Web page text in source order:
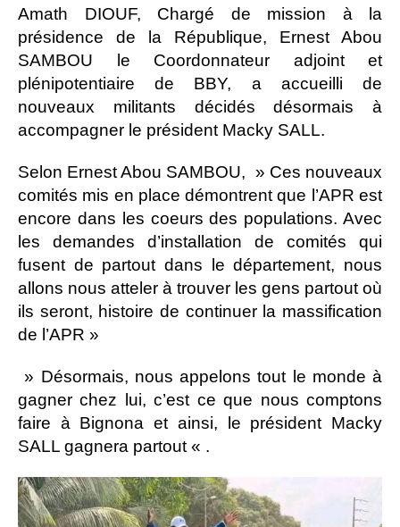
Amath DIOUF, Chargé de mission à la
présidence de la République, Ernest Abou
SAMBOU le Coordonnateur adjoint et
plénipotentiaire de BBY, a accueilli de
nouveaux militants décidés désormais à
accompagner le président Macky SALL.
Selon Ernest Abou SAMBOU, » Ces nouveaux
comités mis en place démontrent que l’APR est
encore dans les coeurs des populations. Avec
les demandes d’installation de comités qui
fusent de partout dans le département, nous
allons nous atteler à trouver les gens partout où
ils seront, histoire de continuer la massification
de l’APR »
» Désormais, nous appelons tout le monde à
gagner chez lui, c’est ce que nous comptons
faire à Bignona et ainsi, le président Macky
SALL gagnera partout « .